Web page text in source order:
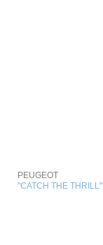
PEUGEOT
"CATCH THE THRILL"